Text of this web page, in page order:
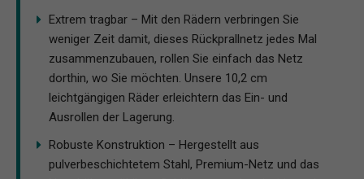
Extrem tragbar – Mit den Rädern verbringen Sie
weniger Zeit damit, dieses Rückprallnetz jedes Mal
zusammenzubauen, rollen Sie einfach das Netz
dorthin, wo Sie möchten. Unsere 10,2 cm
leichtgängigen Räder erleichtern das Ein- und
Ausrollen der Lagerung.
Robuste Konstruktion – Hergestellt aus
pulverbeschichtetem Stahl, Premium-Netz und das